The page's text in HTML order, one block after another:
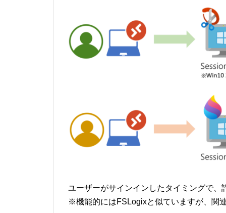
ユーザーがサインインしたタイミングで
※機能的にはFSLogixと似ていますが、関